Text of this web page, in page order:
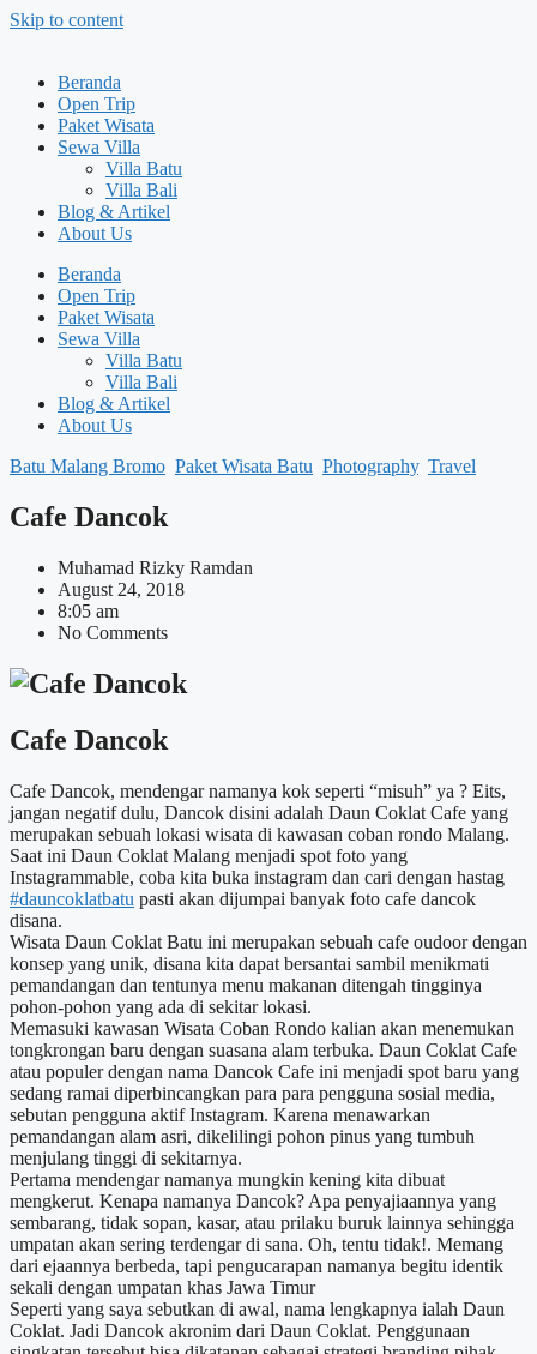
Skip to content
Beranda
Open Trip
Paket Wisata
Sewa Villa
Villa Batu
Villa Bali
Blog & Artikel
About Us
Beranda
Open Trip
Paket Wisata
Sewa Villa
Villa Batu
Villa Bali
Blog & Artikel
About Us
Batu Malang Bromo Paket Wisata Batu Photography, Travel
Cafe Dancok
Muhamad Rizky Ramdan
August 24, 2018
8:05 am
No Comments
Cafe Dancok
Cafe Dancok, mendengar namanya kok seperti “misuh” ya ? Eits,
jangan negatif dulu, Dancok disini adalah Daun Coklat Cafe yang
merupakan sebuah lokasi wisata di kawasan coban rondo Malang.
Saat ini Daun Coklat Malang menjadi spot foto yang
Instagrammable, coba kita buka instagram dan cari dengan hastag
#dauncoklatbatu pasti akan dijumpai banyak foto cafe dancok
disana.
Wisata Daun Coklat Batu ini merupakan sebuah cafe oudoor dengan
konsep yang unik, disana kita dapat bersantai sambil menikmati
pemandangan dan tentunya menu makanan ditengah tingginya
pohon-pohon yang ada di sekitar lokasi.
Memasuki kawasan Wisata Coban Rondo kalian akan menemukan
tongkrongan baru dengan suasana alam terbuka. Daun Coklat Cafe
atau populer dengan nama Dancok Cafe ini menjadi spot baru yang
sedang ramai diperbincangkan para para pengguna sosial media,
sebutan pengguna aktif Instagram. Karena menawarkan
pemandangan alam asri, dikelilingi pohon pinus yang tumbuh
menjulang tinggi di sekitarnya.
Pertama mendengar namanya mungkin kening kita dibuat
mengkerut. Kenapa namanya Dancok? Apa penyajiaannya yang
sembarang, tidak sopan, kasar, atau prilaku buruk lainnya sehingga
umpatan akan sering terdengar di sana. Oh, tentu tidak!. Memang
dari ejaannya berbeda, tapi pengucarapan namanya begitu identik
sekali dengan umpatan khas Jawa Timur
Seperti yang saya sebutkan di awal, nama lengkapnya ialah Daun
Coklat. Jadi Dancok akronim dari Daun Coklat. Penggunaan